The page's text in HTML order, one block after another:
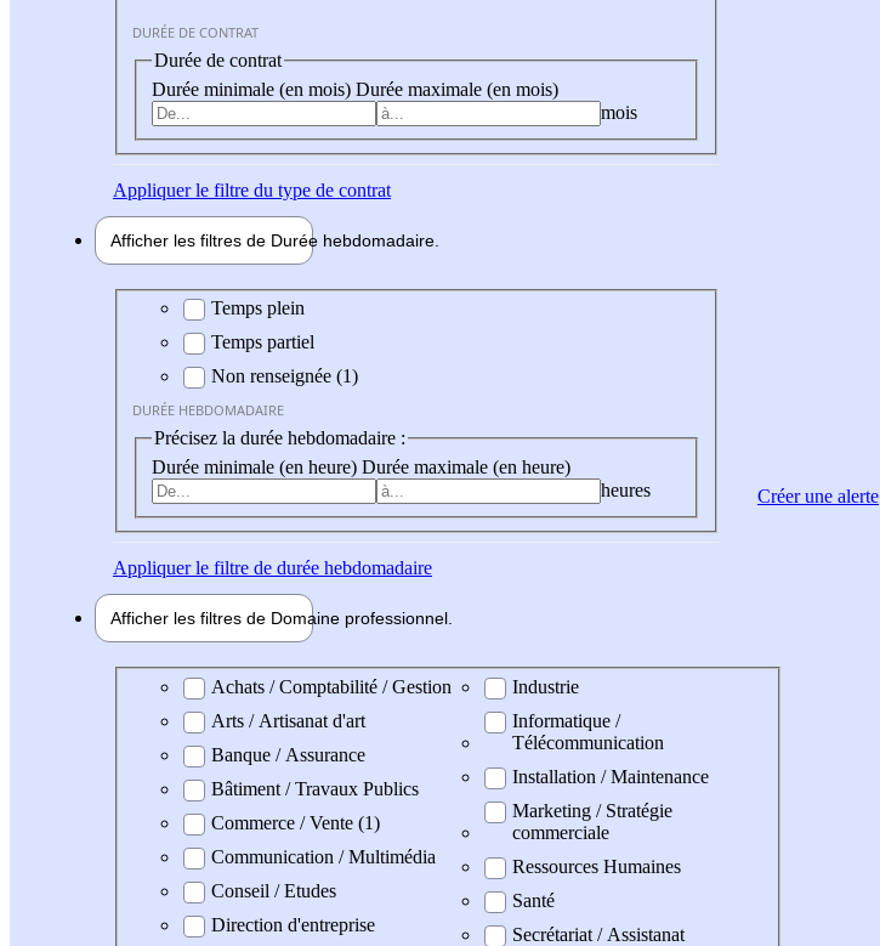
DURÉE DE CONTRAT
Durée de contrat
Durée minimale (en mois) Durée maximale (en mois)
mois
Appliquerle filtre du type de contrat
Afficher les filtres de Durée hebdomadaire
Durée hebdomadaire
Temps plein
Temps partiel
Non renseignée (1)
DURÉE HEBDOMADAIRE
Précisez la durée hebdomadaire :
Durée minimale (en heure) Durée maximale (en heure)
heures
Appliquerle filtre de durée hebdomadaire
Afficher les filtres de Domaine professionnel
Domaine professionel
Achats / Comptabilité / Gestion
Arts / Artisanat d'art
Banque / Assurance
Bâtiment / Travaux Publics
Commerce / Vente (1)
Communication / Multimédia
Conseil / Etudes
Direction d'entreprise
Industrie
Informatique /
Télécommunication
Installation / Maintenance
Marketing / Stratégie
commerciale
Ressources Humaines
Santé
Secrétariat / Assistanat
Créer une alerte